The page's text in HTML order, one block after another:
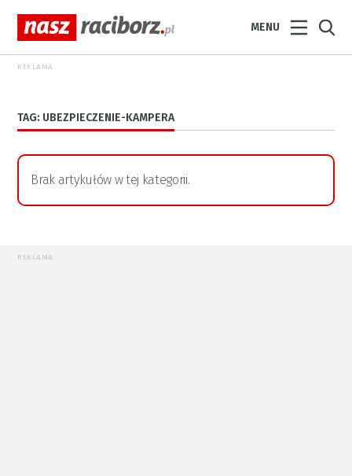
MENU
REKLAMA
TAG: UBEZPIECZENIE-KAMPERA
Brak artykułów w tej kategorii.
REKLAMA